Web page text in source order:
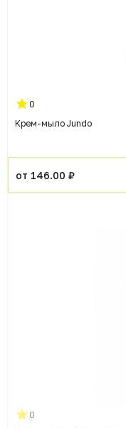
0
Крем-мыло Jundo
от 146.00 ₽
0